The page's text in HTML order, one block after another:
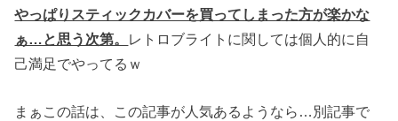
やっぱりスティックカバーを買ってしまった方が楽かな
ぁ…と思う次第。 レトロブライトに関しては個人的に自
己満足でやってるｗ
まぁこの話は、この記事が人気あるようなら…別記事で